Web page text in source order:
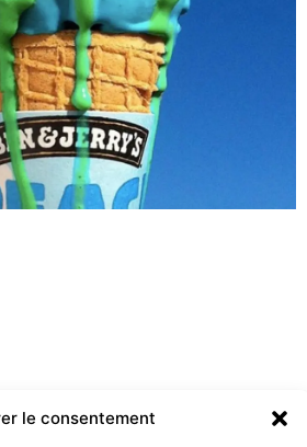
le consentement